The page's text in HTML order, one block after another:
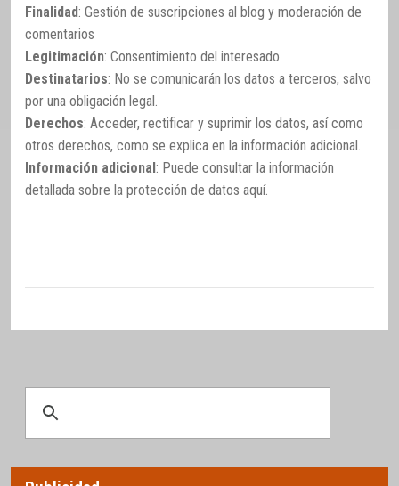
Finalidad: Gestión de suscripciones al blog y moderación de
comentarios
Legitimación: Consentimiento del interesado
Destinatarios: No se comunicarán los datos a terceros, salvo
por una obligación legal.
Derechos: Acceder, rectificar y suprimir los datos, así como
otros derechos, como se explica en la información adicional.
Información adicional: Puede consultar la información
detallada sobre la protección de datos aquí.